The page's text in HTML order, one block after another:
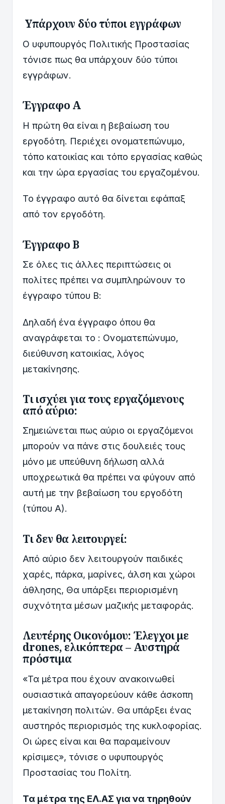
Υπάρχουν δύο τύποι εγγράφων
Ο υφυπουργός Πολιτικής Προστασίας
τόνισε πως θα υπάρχουν δύο τύποι
εγγράφων.
Έγγραφο Α
Η πρώτη θα είναι η βεβαίωση του
εργοδότη. Περιέχει ονοματεπώνυμο,
τόπο κατοικίας και τόπο εργασίας καθώς
και την ώρα εργασίας του εργαζομένου.
Το έγγραφο αυτό θα δίνεται εφάπαξ
από τον εργοδότη.
Έγγραφο Β
Σε όλες τις άλλες περιπτώσεις οι
πολίτες πρέπει να συμπληρώνουν το
έγγραφο τύπου Β:
Δηλαδή ένα έγγραφο όπου θα
αναγράφεται το : Ονοματεπώνυμο,
διεύθυνση κατοικίας, λόγος
μετακίνησης.
Τι ισχύει για τους εργαζόμενους
από αύριο:
Σημειώνεται πως αύριο οι εργαζόμενοι
μπορούν να πάνε στις δουλειές τους
μόνο με υπεύθυνη δήλωση αλλά
υποχρεωτικά θα πρέπει να φύγουν από
αυτή με την βεβαίωση του εργοδότη
(τύπου Α).
Τι δεν θα λειτουργεί:
Από αύριο δεν λειτουργούν παιδικές
χαρές, πάρκα, μαρίνες, άλση και χώροι
άθλησης, Θα υπάρξει περιορισμένη
συχνότητα μέσων μαζικής μεταφοράς.
Λευτέρης Οικονόμου: Έλεγχοι με
drones, ελικόπτερα – Αυστηρά
πρόστιμα
«Τα μέτρα που έχουν ανακοινωθεί
ουσιαστικά απαγορεύουν κάθε άσκοπη
μετακίνηση πολιτών. Θα υπάρξει ένας
αυστηρός περιορισμός της κυκλοφορίας.
Οι ώρες είναι και θα παραμείνουν
κρίσιμες», τόνισε ο υφυπουργός
Προστασίας του Πολίτη.
Τα μέτρα της ΕΛ.ΑΣ για να τηρηθούν